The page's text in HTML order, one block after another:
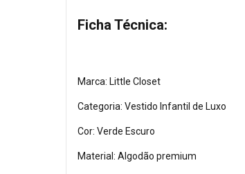
Ficha Técnica:
Marca: Little Closet
Categoria: Vestido Infantil de Luxo
Cor: Verde Escuro
Material: Algodão premium